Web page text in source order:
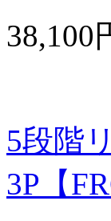
38,100
5段階
3P【